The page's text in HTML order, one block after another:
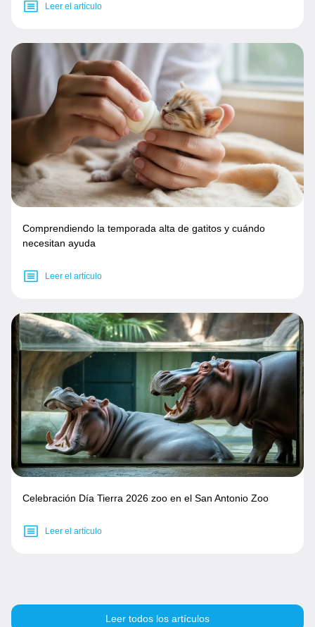
Leer el artículo
Comprendiendo la temporada alta de gatitos y cuándo
necesitan ayuda
Leer el artículo
Celebración Día Tierra 2026 zoo en el San Antonio Zoo
Leer el artículo
Leer todos los artículos